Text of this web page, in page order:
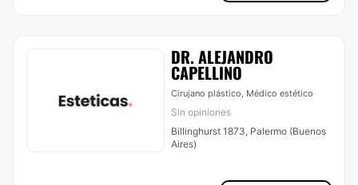
DR. ALEJANDRO
CAPELLINO
Cirujano plástico, Médico estético
Sin opiniones
Billinghurst 1873, Palermo (Buenos
Aires)